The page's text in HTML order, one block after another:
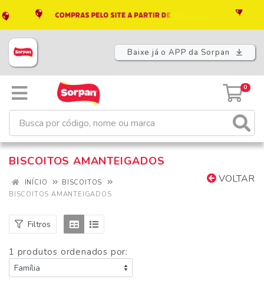
Baixe já o APP da Sorpan
0
BISCOITOS AMANTEIGADOS
VOLTAR
INÍCIO
BISCOITOS
BISCOITOS AMANTEIGADOS
Filtros
1 produtos ordenados por: